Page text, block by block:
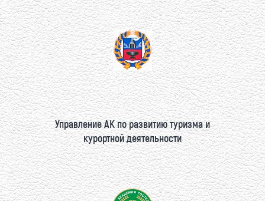
Управление АК по развитию туризма и
курортной деятельности